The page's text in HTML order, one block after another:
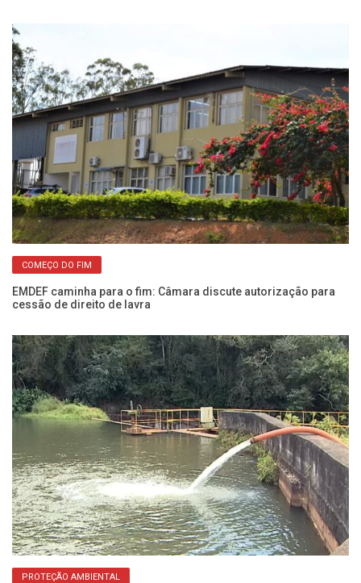
COMEÇO DO FIM
EMDEF caminha para o fim: Câmara discute autorização para
cessão de direito de lavra
PROTEÇÃO AMBIENTAL